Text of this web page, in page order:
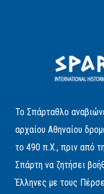
Το Σπάρταθλο
αρχαίου Αθηναίου
το 490 π.Χ., πριν από
Σπάρτη να ζητήσει
Έλληνες με τους